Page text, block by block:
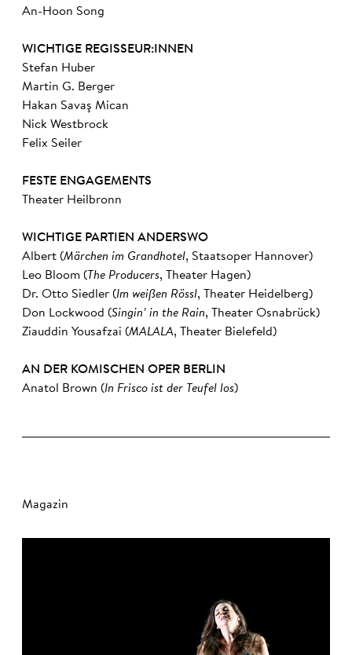
An-Hoon Song
WICHTIGE REGISSEUR:INNEN
Stefan Huber
Martin G. Berger
Hakan Savaş Mican
Nick Westbrock
Felix Seiler
FESTE ENGAGEMENTS
Theater Heilbronn
WICHTIGE PARTIEN ANDERSWO
Albert (Märchen im Grandhotel, Staatsoper Hannover)
Leo Bloom (The Producers, Theater Hagen)
Dr. Otto Siedler (Im weißen Rössl, Theater Heidelberg)
Don Lockwood (Singin’ in the Rain, Theater Osnabrück)
Ziauddin Yousafzai (MALALA, Theater Bielefeld)
AN DER KOMISCHEN OPER BERLIN
Anatol Brown (In Frisco ist der Teufel los)
Magazin